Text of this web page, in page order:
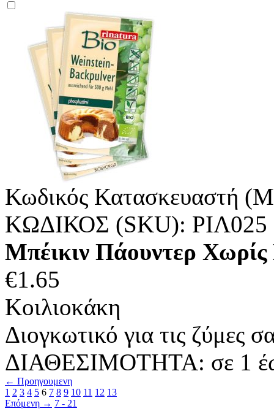
Κωδικός Κατασκευαστή
ΚΩΔΙΚΟΣ (SKU): ΡΙΛ025
Μπέικιν Πάουντερ
€1.65
Κοιλιοκάκη
Διογκωτικό για τις ζύμες
ΔΙΑΘΕΣΙΜΟΤΗΤΑ: σε 1
← Προηγουμενη
1 2 3 4 5 6 7 8 9 10 11 12 13
Επόμενη → 7 - 21